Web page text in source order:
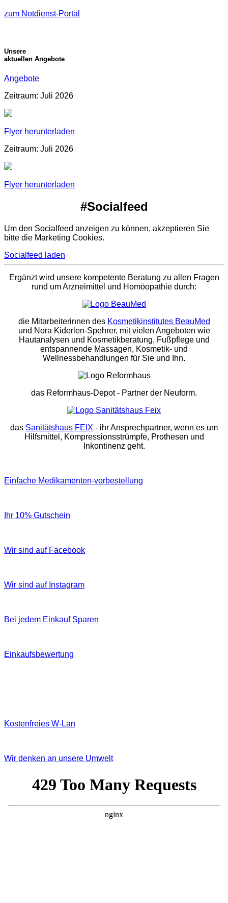
zum Notdienst-Portal
Unsere
aktuellen Angebote
Angebote
Zeitraum: Juli 2026
Flyer herunterladen
Zeitraum: Juli 2026
Flyer herunterladen
#Socialfeed
Um den Socialfeed anzeigen zu können, akzeptieren Sie
bitte die Marketing Cookies.
Socialfeed laden
Ergänzt wird unsere kompetente Beratung zu allen Fragen
rund um Arzneimittel und Homöopathie durch:
die Mitarbeiterinnen des Kosmetikinstitutes BeauMed
und Nora Kiderlen-Spehrer, mit vielen Angeboten wie
Hautanalysen und Kosmetikberatung, Fußpflege und
entspannende Massagen, Kosmetik- und
Wellnessbehandlungen für Sie und Ihn.
das Reformhaus-Depot- Partner der Neuform.
das Sanitätshaus FEIX - ihr Ansprechpartner, wenn es um
Hilfsmittel, Kompressionsstrümpfe, Prothesen und
Inkontinenz geht.
Einfache Medikamenten-vorbestellung
Ihr 10% Gutschein
Wir sind auf Facebook
Wir sind auf Instagram
Bei jedem Einkauf Sparen
Einkaufsbewertung
Kostenfreies W‐Lan
Wir denken an unsere Umwelt